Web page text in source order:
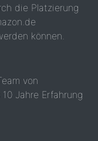
die Platzierung
können.
von
Jahre Erfahrung